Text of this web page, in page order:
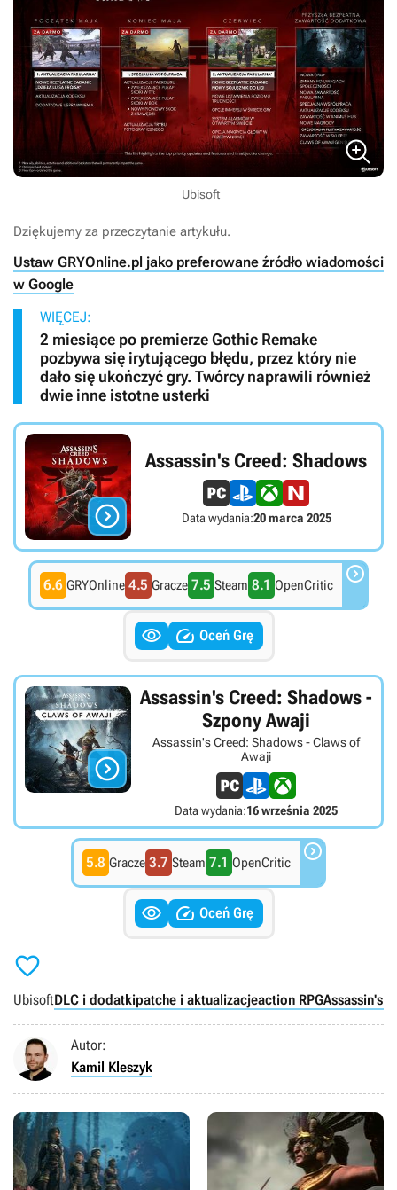
Ubisoft
Dziękujemy za przeczytanie artykułu.
Ustaw GRYOnline.pl jako preferowane źródło wiadomości
w Google
WIĘCEJ:
2 miesiące po premierze Gothic Remake
pozbywa się irytującego błędu, przez który nie
dało się ukończyć gry. Twórcy naprawili również
dwie inne istotne usterki

Assassin's Creed: Shadows
Data wydania:20 marca 2025
6.6 GRYOnline 4.5 Gracze 7.5 Steam 8.1 OpenCritic 
  Oceń Grę

Assassin's Creed: Shadows -
Szpony Awaji
Assassin's Creed: Shadows - Claws of
Awaji
Data wydania:16 września 2025
5.8 Gracze 3.7 Steam 7.1 OpenCritic 
  Oceń Grę

UbisoftDLC i dodatkipatche i aktualizacjeaction RPGAssassin's
Autor:
Kamil Kleszyk